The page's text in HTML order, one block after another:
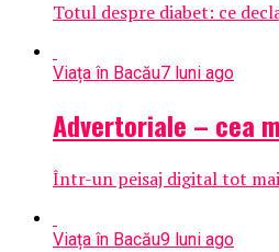
Totul despre diabet: ce
Viața în Bacău7 luni ago
Advertoriale – cea
Într-un peisaj digital tot
Viața în Bacău9 luni ago